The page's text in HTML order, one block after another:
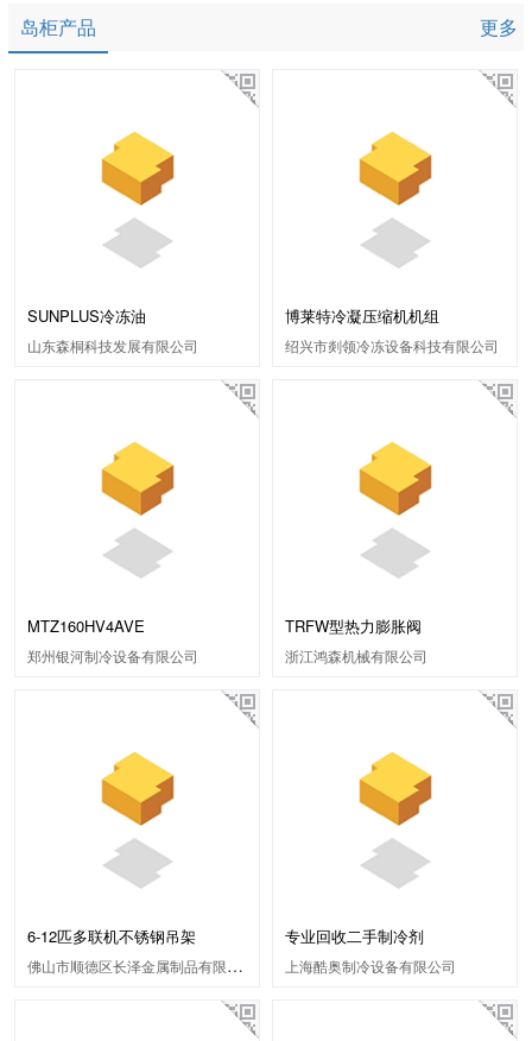
岛柜产品 更多
SUNPLUS冷冻油
山东森桐科技发展有限公司
博莱特冷凝压缩机机组
绍兴市剡领冷冻设备科技有限公司
MTZ160HV4AVE
郑州银河制冷设备有限公司
TRFW型热力膨胀阀
浙江鸿森机械有限公司
6-12匹多联机不锈钢吊架
佛山市顺德区长泽金属制品有限公司
专业回收二手制冷剂
上海酷奥制冷设备有限公司